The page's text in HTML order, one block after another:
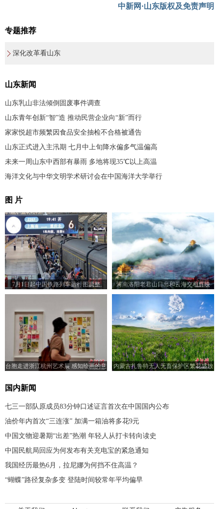
中新网·山东版权及免责声明
专题推荐
深化改革看山东
山东新闻
山东乳山非法倾倒固废事件调查
山东青年创新“智”造 推动民营企业向“新”而行
家家悦超市频繁因食品安全抽检不合格被通告
山东正式进入主汛期 七月中上旬降水偏多气温偏高
未来一周山东中西部有暴雨 多地将现35℃以上高温
海洋文化与中华文明学术研讨会在中国海洋大学举行
图 片
7月1日起中国铁路列车运行图调整 河南洛阳老君山日出和云海交相辉映
台胞走进浙江杭州艺术展 感知绘画的意
内蒙古扎鲁特无人无畜保护区繁花盛放
国内新闻
七三一部队原成员83分钟口述证言首次在中国国内公布
油价年内首次“三连涨” 加满一箱油将多花9元
中国文物迎暑期“出差”热潮 年轻人从打卡转向读史
中国民航局回应为何发布有关充电宝的紧急通知
我国经历最热6月，拉尼娜为何挡不住高温？
“蝴蝶”路径复杂多变 登陆时间较常年平均偏早